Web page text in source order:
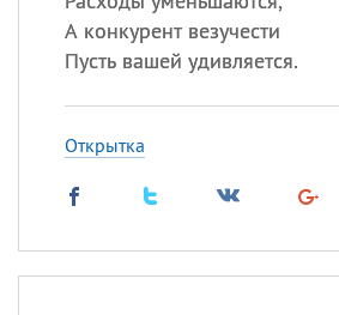
А конкурент везучести
Пусть вашей удивляется.
Открытка